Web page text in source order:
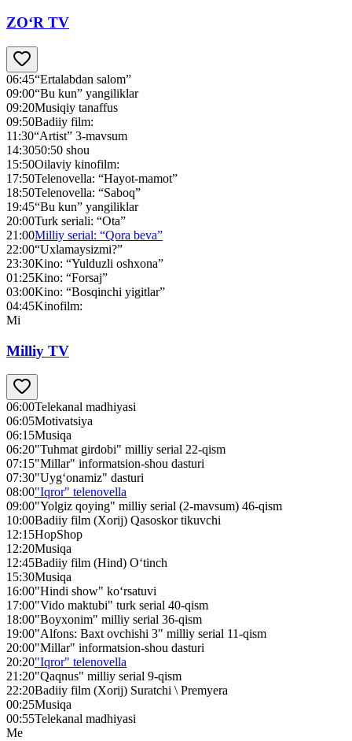
ZO‘R TV
06:45“Ertalabdan salom”
09:00“Bu kun” yangiliklar
09:20Musiqiy tanaffus
09:50Badiiy film:
11:30“Artist” 3-mavsum
14:3050:50 shou
15:50Oilaviy kinofilm:
17:50Telenovella: “Hayot-mamot”
18:50Telenovella: “Saboq”
19:45“Bu kun” yangiliklar
20:00Turk seriali: “Ota”
21:00Milliy serial: “Qora beva”
22:00“Uxlamaysizmi?”
23:30Kino: “Yulduzli oshxona”
01:25Kino: “Forsaj”
03:00Kino: “Bosqinchi yigitlar”
04:45Kinofilm:
Mi
Milliy TV
06:00Telekanal madhiyasi
06:05Motivatsiya
06:15Musiqa
06:20"Tuhmat girdobi" milliy serial 22-qism
07:15"Millar" informatsion-shou dasturi
07:30"Uyg‘onamiz" dasturi
08:00"Iqror" telenovella
09:00"Yolgiz qoying" milliy serial (2-mavsum) 46-qism
10:00Badiiy film (Xorij) Qasoskor tikuvchi
12:15HopShop
12:20Musiqa
12:45Badiiy film (Hind) O‘tinch
15:30Musiqa
16:00"Hindi show" ko‘rsatuvi
17:00"Vido maktubi" turk serial 40-qism
18:00"Boyxonim" milliy serial 36-qism
19:00"Alfons: Baxt ovchishi 3" milliy serial 11-qism
20:00"Millar" informatsion-shou dasturi
20:20"Iqror" telenovella
21:20"Qaqnus" milliy serial 9-qism
22:20Badiiy film (Xorij) Suratchi \ Premyera
00:25Musiqa
00:55Telekanal madhiyasi
Me